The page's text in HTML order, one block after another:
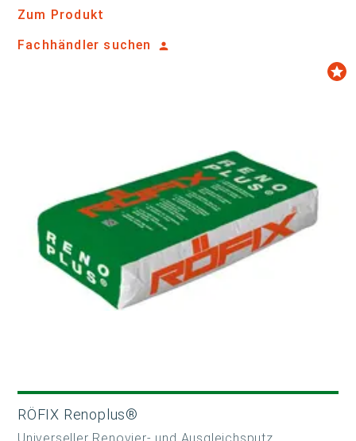
Zum Produkt
Fachhändler suchen
RÖFIX Renoplus®